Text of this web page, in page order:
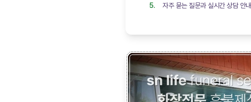
자주 묻는 질문과 실시간 상담 안내